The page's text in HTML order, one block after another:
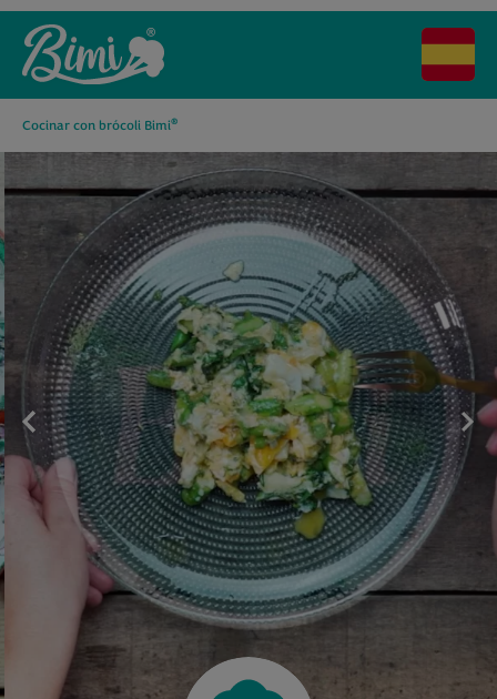
Cocinar con brócoli Bimi®